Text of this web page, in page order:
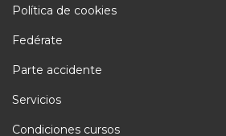
Política de cookies
Fedérate
Parte accidente
Servicios
Condiciones cursos